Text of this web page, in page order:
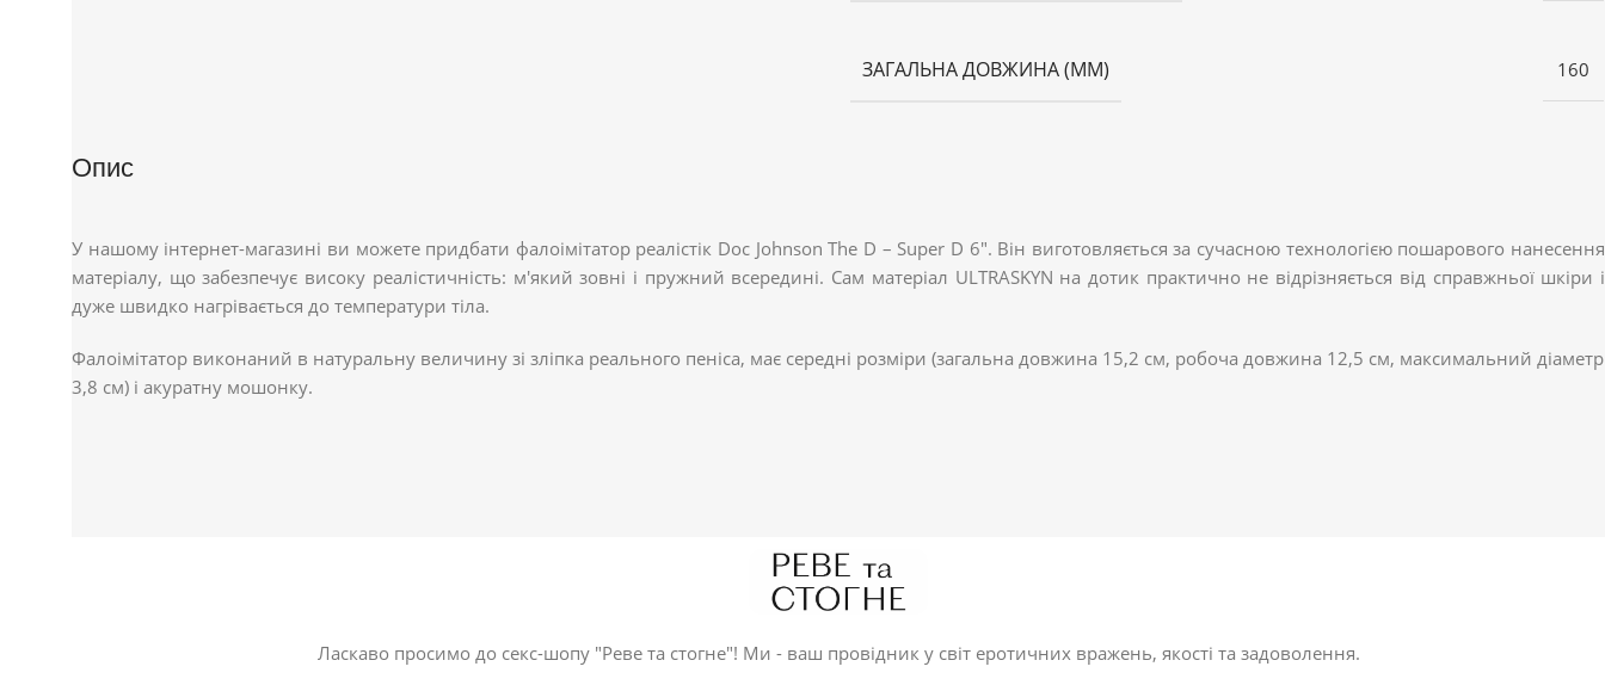
ЗАГАЛЬНА ДОВЖИНА (ММ) 160
Опис
У нашому інтернет-магазині ви можете придбати фалоімітатор реалістік Doc Johnson The D – Super D 6". Він виготовляється за сучасною технологією пошарового нанесення
матеріалу, що забезпечує високу реалістичність: м'який зовні і пружний всередині. Сам матеріал ULTRASKYN на дотик практично не відрізняється від справжньої шкіри і
дуже швидко нагрівається до температури тіла.
Фалоімітатор виконаний в натуральну величину зі зліпка реального пеніса, має середні розміри (загальна довжина 15,2 см, робоча довжина 12,5 см, максимальний діаметр
3,8 см) і акуратну мошонку.
Ласкаво просимо до секс-шопу "Реве та стогне"! Ми - ваш провідник у світ еротичних вражень, якості та задоволення.